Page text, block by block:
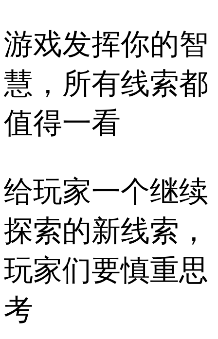
游戏发挥你的智
慧，所有线索都
值得一看
给玩家一个继续
探索的新线索，
玩家们要慎重思
考